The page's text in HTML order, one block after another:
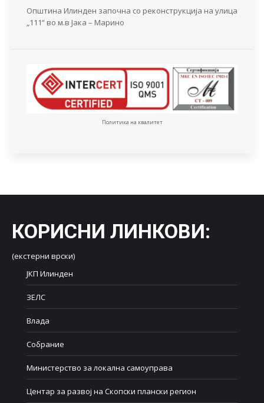
Општина Илинден започна со реконструкција на улица
„111“ во м.в Јака – Марино
Политика на квалитет
КОРИСНИ ЛИНКОВИ:
(екстерни врски)
ЈКП Илинден
ЗЕЛС
Влада
Собрание
Министерство за локална самоуправа
Центар за развој на Скопски плански регион